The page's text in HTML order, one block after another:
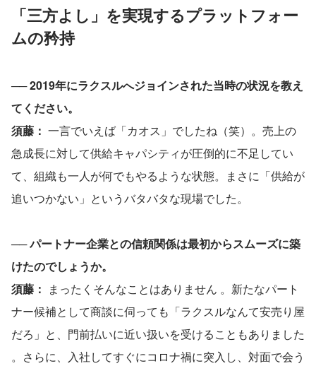
「三方よし」を実現するプラットフォー
ムの矜持
── 2019年にラクスルへジョインされた当時の状況を教え
てください。
須藤： 一言でいえば「カオス」でしたね（笑）。売上の
急成長に対して供給キャパシティが圧倒的に不足してい
て、組織も一人が何でもやるような状態。まさに「供給が
追いつかない」というバタバタな現場でした。
── パートナー企業との信頼関係は最初からスムーズに築
けたのでしょうか。
須藤： まったくそんなことはありません 。新たなパート
ナー候補として商談に伺っても「ラクスルなんて安売り屋
だろ」と、門前払いに近い扱いを受けることもありました
。さらに、入社してすぐにコロナ禍に突入し、対面で会う